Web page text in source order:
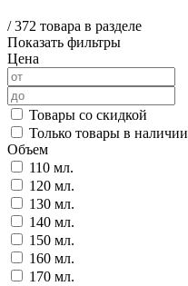
/372 товара в разделе
Показать фильтры
Цена
Товары со скидкой
Только товары в наличии
Объем
110 мл.
120 мл.
130 мл.
140 мл.
150 мл.
160 мл.
170 мл.